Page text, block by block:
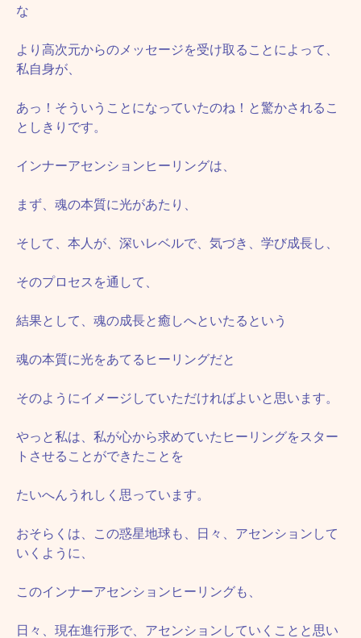
な
より高次元からのメッセージを受け取ることによって、
私自身が、
あっ！そういうことになっていたのね！と驚かされるこ
としきりです。
インナーアセンションヒーリングは、
まず、魂の本質に光があたり、
そして、本人が、深いレベルで、気づき、学び成長し、
そのプロセスを通して、
結果として、魂の成長と癒しへといたるという
魂の本質に光をあてるヒーリングだと
そのようにイメージしていただければよいと思います。
やっと私は、私が心から求めていたヒーリングをスター
トさせることができたことを
たいへんうれしく思っています。
おそらくは、この惑星地球も、日々、アセンションして
いくように、
このインナーアセンションヒーリングも、
日々、現在進行形で、アセンションしていくことと思い